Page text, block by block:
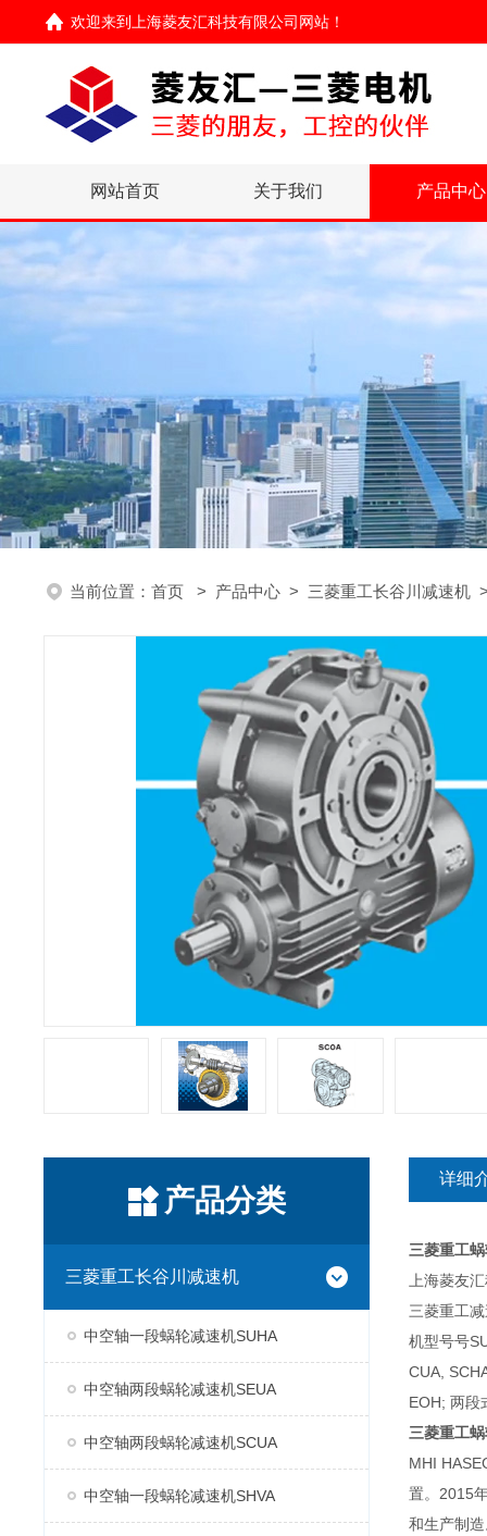
欢迎来到 上海菱友汇科技有限公司网站 ！
网站首页 关于我们 产品中心
当前位置： 首页 > 产品中心 > 三菱重工长谷川减速机
产品分类
三菱重工长谷川减速机
中空轴一段蜗轮减速机SUHA
中空轴两段蜗轮减速机SEUA
中空轴两段蜗轮减速机SCUA
中空轴一段蜗轮减速机SHVA
详细
三菱重工
上海菱友
三菱重工
机型号号
CUA,
EOH; 两段
三菱重工
MHI
置。2015
和生产制